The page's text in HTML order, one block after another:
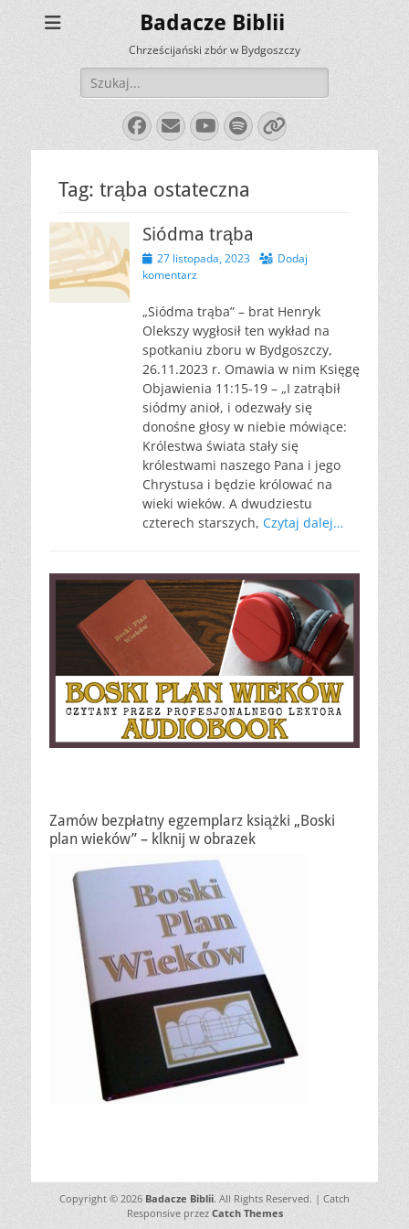
Badacze Biblii
Chrześcijański zbór w Bydgoszczy
Szukaj:
Facebook
E-
mail
YouTube
Spotify
Link
Tag: trąba ostateczna
Siódma trąba
Opublikowano
27 listopada, 2023
Dodaj
komentarz
„Siódma trąba” – brat Henryk
Olekszy wygłosił ten wykład na
spotkaniu zboru w Bydgoszczy,
26.11.2023 r. Omawia w nim Księgę
Objawienia 11:15-19 – „I zatrąbił
siódmy anioł, i odezwały się
donośne głosy w niebie mówiące:
Królestwa świata stały się
królestwami naszego Pana i jego
Chrystusa i będzie królować na
wieki wieków. A dwudziestu
czterech starszych, Czytaj dalej…
Zamów bezpłatny egzemplarz książki „Boski
plan wieków” – klknij w obrazek
Copyright © 2026 Badacze Biblii. All Rights Reserved. | Catch
Responsive przez Catch Themes